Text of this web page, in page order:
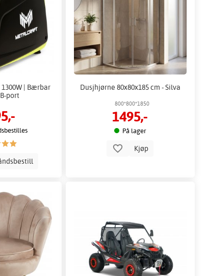
| Bærbar
port
Dusjhjørne 80x80x185 cm - Silva
800*800*1850
1495,-
På lager
Kjøp